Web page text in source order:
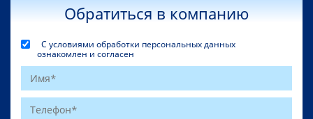
Обратиться в компанию
С условиями обработки персональных данных
ознакомлен и согласен